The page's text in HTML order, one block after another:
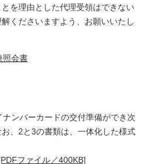
を理由とした代理受領はできない
くださいますよう、お願いいたし
照会書
ンバーカードの交付準備ができ次
、2と3の書類は、一体化した様式
ファイル／400KB]